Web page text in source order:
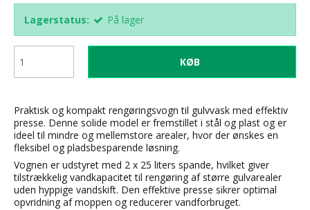
Lagerstatus: På lager
KØB
Praktisk og kompakt rengøringsvogn til gulvvask med effektiv
presse. Denne solide model er fremstillet i stål og plast og er
ideel til mindre og mellemstore arealer, hvor der ønskes en
fleksibel og pladsbesparende løsning.
Vognen er udstyret med 2 x 25 liters spande, hvilket giver
tilstrækkelig vandkapacitet til rengøring af større gulvarealer
uden hyppige vandskift. Den effektive presse sikrer optimal
opvridning af moppen og reducerer vandforbruget.